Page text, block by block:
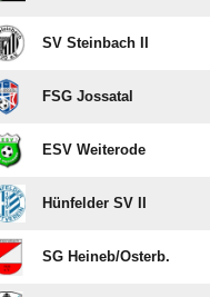
SV Steinbach II
FSG Jossatal
ESV Weiterode
Hünfelder SV II
SG Heineb/​Osterb.